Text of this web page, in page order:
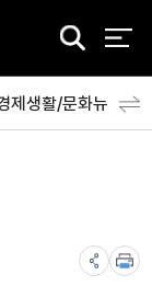
검
제생활/문화뉴스특